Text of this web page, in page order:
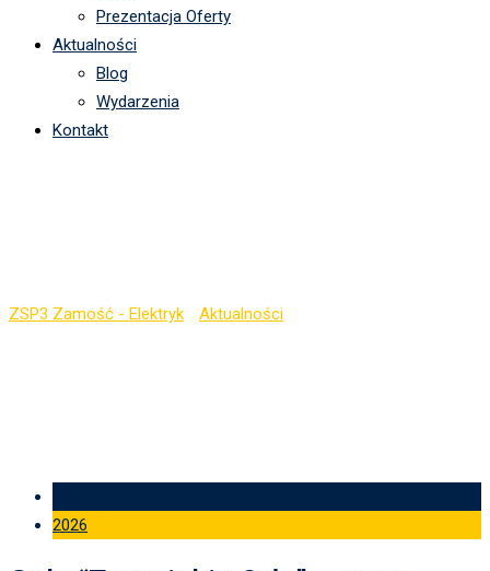
Prezentacja Oferty
Aktualności
Blog
Wydarzenia
Kontakt
ZSP3 Zamość - Elektryk Aktualności
2026